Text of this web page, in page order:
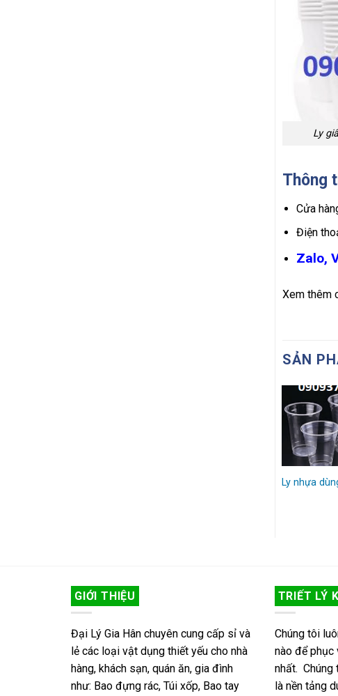
Ly
Thông
Cửa
Điện
Zalo,
Xem thêm
SẢN
Ly nhựa
GIỚI THIỆU
Đại Lý Gia Hân chuyên cung cấp sỉ và
lẻ các loại vật dụng thiết yếu cho nhà
hàng, khách sạn, quán ăn, gia đình
như: Bao đựng rác, Túi xốp, Bao tay
TRIẾT LÝ
Chúng tôi
nào để phục
nhất. Chúng
là nền tảng